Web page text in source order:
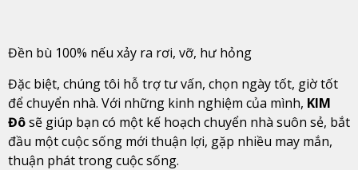
Đền bù 100% nếu xảy ra rơi, vỡ, hư hỏng
Đặc biệt, chúng tôi hỗ trợ tư vấn, chọn ngày tốt, giờ tốt
để chuyển nhà. Với những kinh nghiệm của mình, KIM
Đôsẽ giúp bạn có một kế hoạch chuyển nhà suôn sẻ, bắt
đầu một cuộc sống mới thuận lợi, gặp nhiều may mắn,
thuận phát trong cuộc sống.